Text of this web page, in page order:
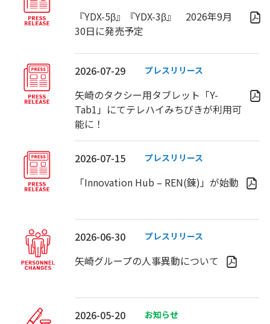
『YDX-5β』『YDX-3β』 2026年9月
30日に発売予定
2026-07-29 プレスリリース
矢崎のタクシー用タブレット「Y-
Tab1」にてテレハイみちびきが利用可
能に！
2026-07-15 プレスリリース
「Innovation Hub – REN(錬)」が始動
2026-06-30 プレスリリース
矢崎グループの人事異動について
2026-05-20 お知らせ